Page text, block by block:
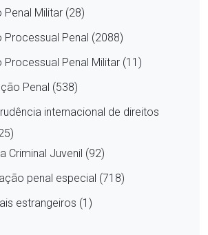
Penal Militar (28)
Processual Penal (2088)
Processual Penal Militar (11)
Penal (538)
internacional de direitos
Criminal Juvenil (92)
penal especial (718)
estrangeiros (1)